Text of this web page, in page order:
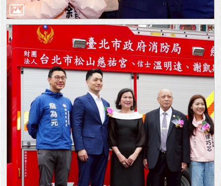
系
統
公
民
參
與
專
區
臺
北
旅